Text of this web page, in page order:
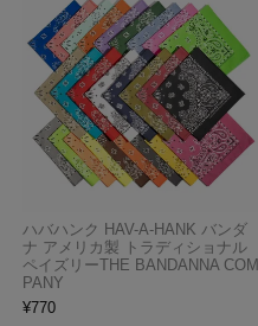
ハバハンク HAV-A-HANK バンダ
ナ アメリカ製 トラディショナル
ペイズリーTHE BANDANNA COM
PANY
¥770